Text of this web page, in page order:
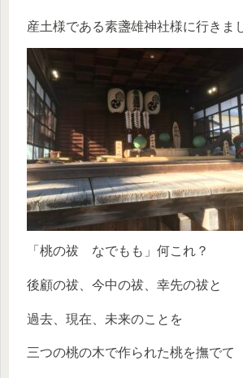
産土様である素盞雄神社様に行きま
「桃の祓 なでもも」何これ？
後顧の祓、今中の祓、幸先の祓と
過去、現在、未来のことを
三つの桃の木で作られた桃を撫でて